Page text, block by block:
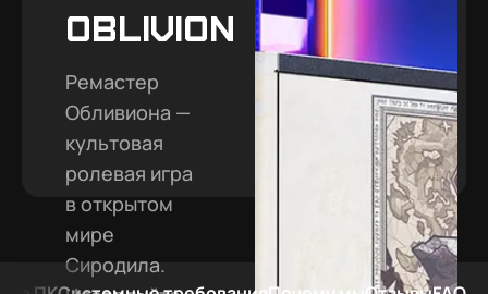
Oblivion
Ремастер
Обливиона —
культовая
ролевая игра
в открытом
мире
Сиродила.